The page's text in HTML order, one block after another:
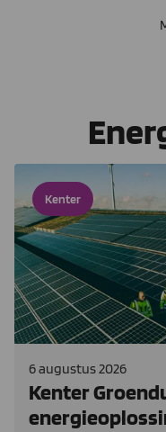
Kenter
6 augustus 2026
Kenter